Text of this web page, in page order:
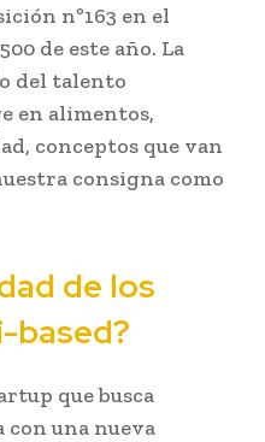
nº163 en el
de este año. La
del talento
en alimentos,
conceptos que van
consigna como
de los
based?
que busca
una nueva